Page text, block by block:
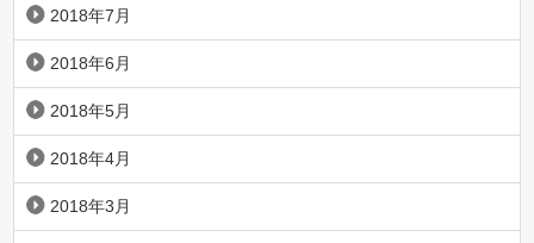
2018年7月
2018年6月
2018年5月
2018年4月
2018年3月